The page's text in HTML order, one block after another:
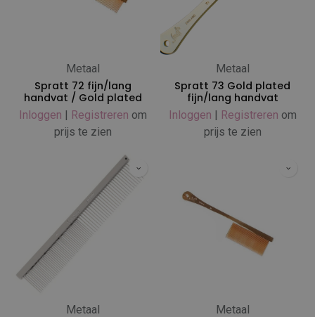
Metaal
Spratt 72 fijn/lang
handvat / Gold plated
Inloggen | Registreren om
prijs te zien
Metaal
Spratt 73 Gold plated
fijn/lang handvat
Inloggen | Registreren om
prijs te zien
Metaal Metaal